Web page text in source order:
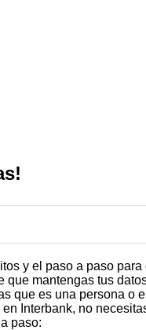
y el paso a paso
mantengas tus
que es una persona o
Interbank, no
paso: